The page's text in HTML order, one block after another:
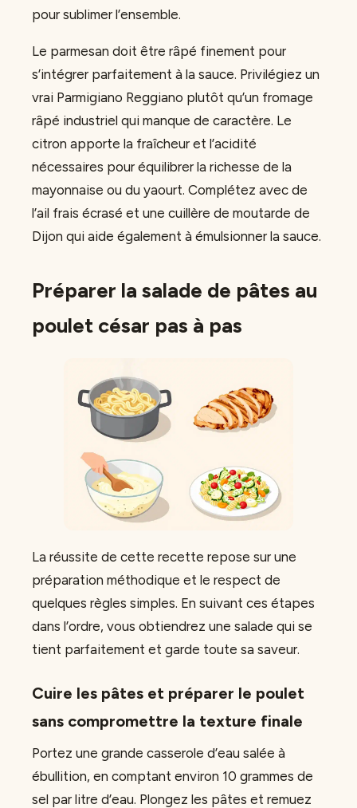
pour sublimer l’ensemble.
Le parmesan doit être râpé finement pour
s’intégrer parfaitement à la sauce. Privilégiez un
vrai Parmigiano Reggiano plutôt qu’un fromage
râpé industriel qui manque de caractère. Le
citron apporte la fraîcheur et l’acidité
nécessaires pour équilibrer la richesse de la
mayonnaise ou du yaourt. Complétez avec de
l’ail frais écrasé et une cuillère de moutarde de
Dijon qui aide également à émulsionner la sauce.
Préparer la salade de pâtes au
poulet césar pas à pas
La réussite de cette recette repose sur une
préparation méthodique et le respect de
quelques règles simples. En suivant ces étapes
dans l’ordre, vous obtiendrez une salade qui se
tient parfaitement et garde toute sa saveur.
Cuire les pâtes et préparer le poulet
sans compromettre la texture finale
Portez une grande casserole d’eau salée à
ébullition, en comptant environ 10 grammes de
sel par litre d’eau. Plongez les pâtes et remuez